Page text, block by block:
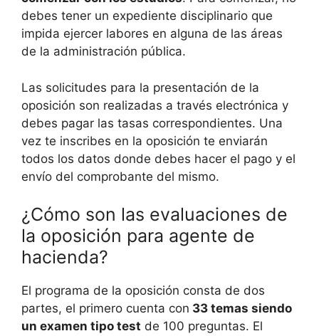
debes tener un expediente disciplinario que
impida ejercer labores en alguna de las áreas
de la administración pública.
Las solicitudes para la presentación de la
oposición son realizadas a través electrónica y
debes pagar las tasas correspondientes. Una
vez te inscribes en la oposición te enviarán
todos los datos donde debes hacer el pago y el
envío del comprobante del mismo.
¿Cómo son las evaluaciones de
la oposición para agente de
hacienda?
El programa de la oposición consta de dos
partes, el primero cuenta con 33 temas siendo
un examen tipo test de 100 preguntas. El